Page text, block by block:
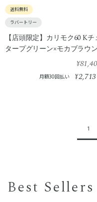
送料無料
ラバートリー
【店頭限定】カリモク60 Kチ
タープグリーン×モカブラウン
月額30回払い ¥2,713
1
Best Sellers